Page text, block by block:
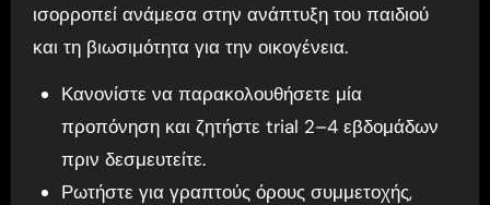
ισορροπεί ανάμεσα στην ανάπτυξη του παιδιού
και τη βιωσιμότητα για την οικογένεια.
Κανονίστε να παρακολουθήσετε μία
προπόνηση και ζητήστε trial 2–4 εβδομάδων
πριν δεσμευτείτε.
Ρωτήστε για γραπτούς όρους συμμετοχής,